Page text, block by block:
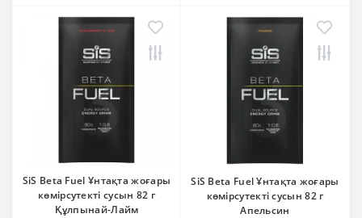
SiS Beta Fuel Ұнтақта жоғары
көмірсутекті сусын 82 г
Құлпынай-Лайм
SiS Beta Fuel Ұнтақта жоғары
көмірсутекті сусын 82 г
Апельсин